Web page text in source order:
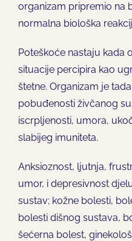
organizam pripremio na
normalna biološka
Poteškoće nastaju kada
situacije percipira kao
štetne. Organizam je
pobuđenosti živčanog
iscrpljenosti, umora,
slabijeg imuniteta.
Anksioznost, ljutnja,
umor, i depresivnost
sustav; kožne bolesti,
bolesti dišnog sustava,
šećerna bolest,